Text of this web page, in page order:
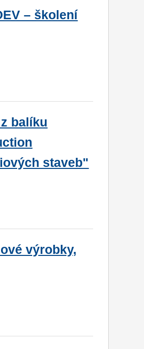
– školení
balíku
staveb"
výrobky,